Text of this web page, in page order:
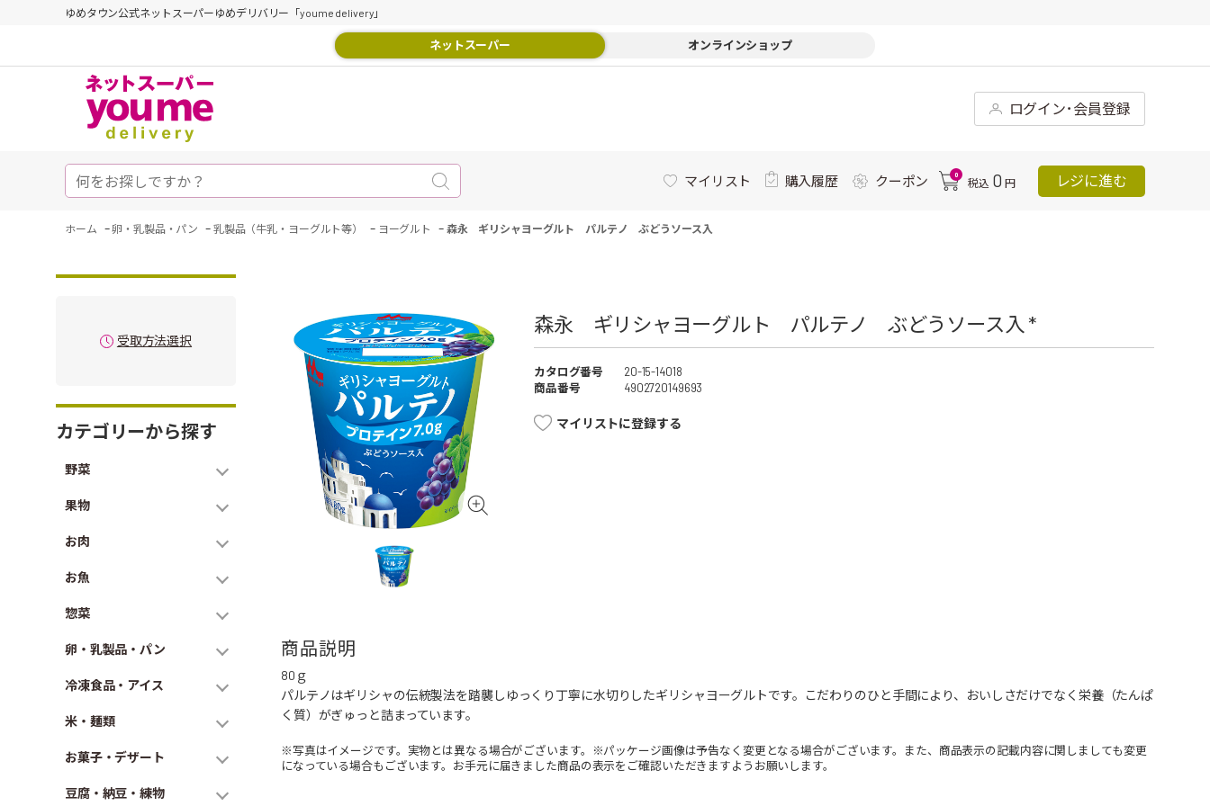
ゆめタウン公式ネットスーパーゆめデリバリー「youme delivery」
ネットスーパー オンラインショップ
ログイン･会員登録
マイリスト 購入履歴 クーポン 0
税込 0 円 レジに進む
ホーム -卵・乳製品・パン - 乳製品（牛乳・ヨーグルト等） - ヨーグルト - 森永 ギリシャヨーグルト パルテノ ぶどうソース入
受取方法選択
カテゴリーから探す
野菜
果物
お肉
お魚
惣菜
卵・乳製品・パン
冷凍食品・アイス
米・麺類
お菓子・デザート
豆腐・納豆・練物
森永 ギリシャヨーグルト パルテノ ぶどうソース入 *
カタログ番号
20-15-14018
商品番号
4902720149693
マイリストに登録する
商品説明
80ｇ
パルテノはギリシャの伝統製法を踏襲しゆっくり丁寧に水切りしたギリシャヨーグルトです。こだわりのひと手間により、おいしさだけでなく栄養（たんぱ
く質）がぎゅっと詰まっています。
※写真はイメージです。実物とは異なる場合がございます。※パッケージ画像は予告なく変更となる場合がございます。また、商品表示の記載内容に関しましても変更
になっている場合もございます。お手元に届きました商品の表示をご確認いただきますようお願いします。